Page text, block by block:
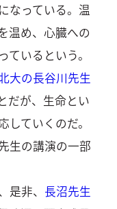
なっている。温
温め、心臓への
いるという。
大の長谷川先生
だが、生命とい
ていくのだ。
生の講演の一部
非、 長沼先生